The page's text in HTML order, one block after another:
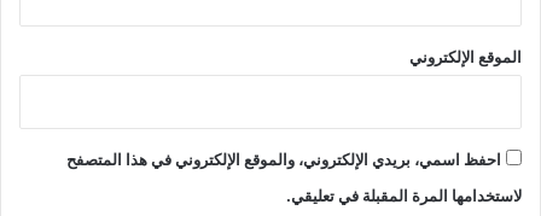
الموقع الإلكتروني
احفظ اسمي، بريدي الإلكتروني، والموقع الإلكتروني في هذا المتصفح
لاستخدامها المرة المقبلة في تعليقي.